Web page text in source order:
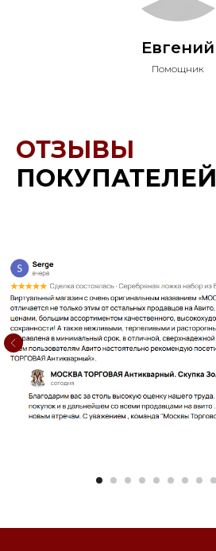
Евгений
Помощник
ОТЗЫВЫ
ПОКУПАТЕЛЕЙ